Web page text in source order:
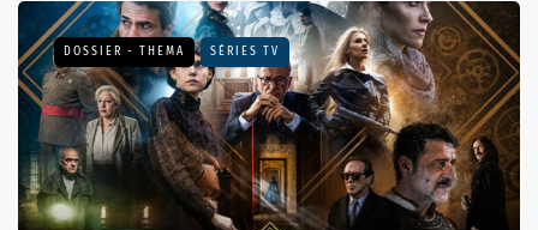
DOSSIER - THEMA SÉRIES TV